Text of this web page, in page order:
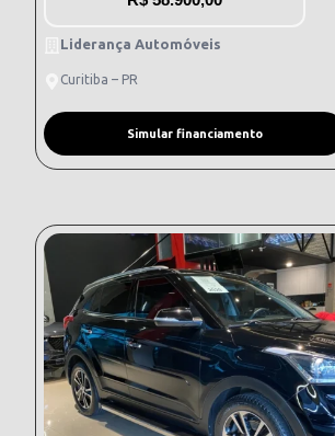
Liderança Automóveis
Curitiba – PR
Simular financiamento